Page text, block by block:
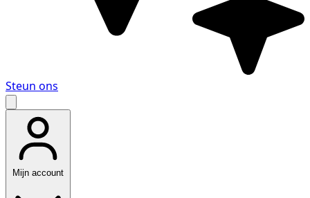
Steun ons
Mijn account